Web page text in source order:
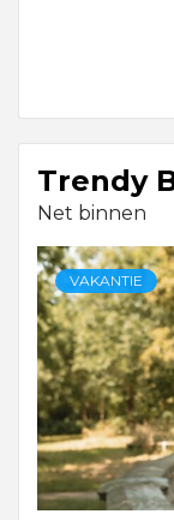
Trendy
Net binnen
VAKANTIE